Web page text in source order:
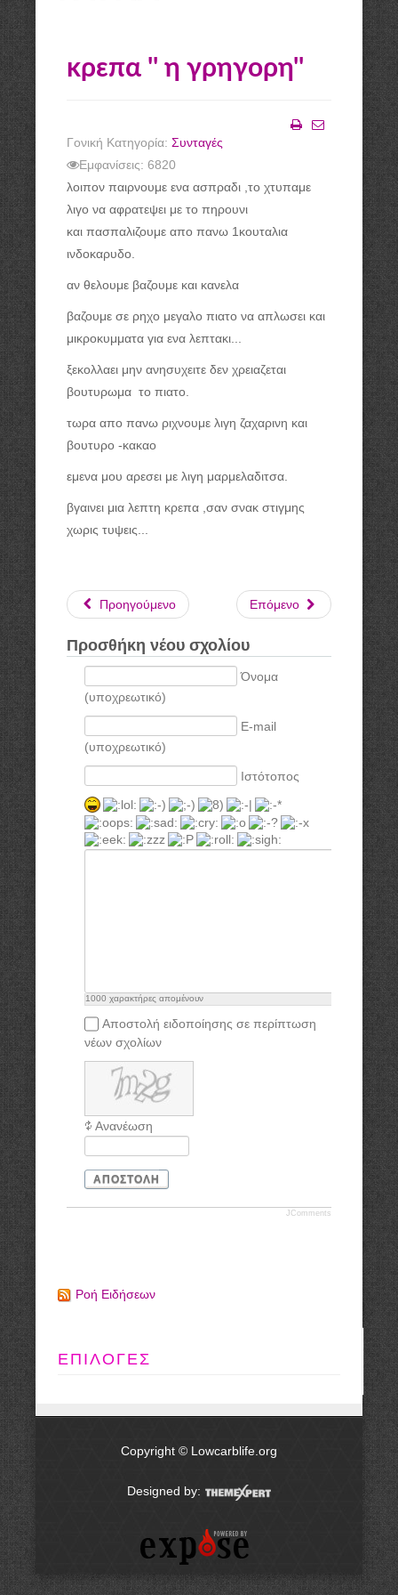
κρεπα '' η γρηγορη''
Γονική Κατηγορία: Συνταγές
Εμφανίσεις: 6820
λοιπον παιρνουμε ενα ασπραδι ,το χτυπαμε
λιγο να αφρατεψει με το πηρουνι
και πασπαλιζουμε απο πανω 1κουταλια
ινδοκαρυδο.
αν θελουμε βαζουμε και κανελα
βαζουμε σε ρηχο μεγαλο πιατο να απλωσει και
μικροκυμματα για ενα λεπτακι...
ξεκολλαει μην ανησυχειτε δεν χρειαζεται
βουτυρωμα το πιατο.
τωρα απο πανω ριχνουμε λιγη ζαχαρινη και
βουτυρο -κακαο
εμενα μου αρεσει με λιγη μαρμελαδιτσα.
βγαινει μια λεπτη κρεπα ,σαν σνακ στιγμης
χωρις τυψεις...
Προηγούμενο Επόμενο
Προσθήκη νέου σχολίου
Όνομα
(υποχρεωτικό)
E-mail
(υποχρεωτικό)
Ιστότοπος
1000 χαρακτήρες απομένουν
Αποστολή ειδοποίησης σε περίπτωση
νέων σχολίων
Ανανέωση
ΑΠΟΣΤΟΛΉ
JComments
Ροή Ειδήσεων
ΕΠΙΛΟΓΕΣ
Copyright © Lowcarblife.org
Designed by: